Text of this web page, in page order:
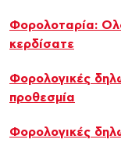
Φορολοταρία:
κερδίσατε
Φορολογικές
προθεσμία
Φορολογικές